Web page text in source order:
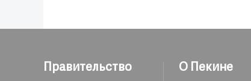
Правительство О Пекине